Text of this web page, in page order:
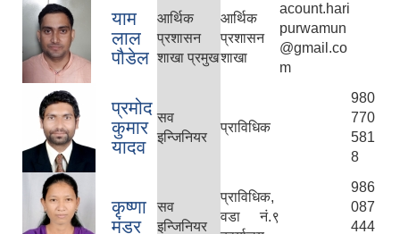
याम
लाल
पौडेल
आर्थिक
प्रशासन
शाखा प्रमुख
आर्थिक
प्रशासन
शाखा
acount.hari
purwamun
@gmail.co
m
प्रमोद
कुमार
यादव
सव
इन्जिनियर
प्राविधिक
980
770
581
8
कृष्णा
मंडर
सव
इन्जिनियर
प्राविधिक,
वडा नं.९
986
087
444